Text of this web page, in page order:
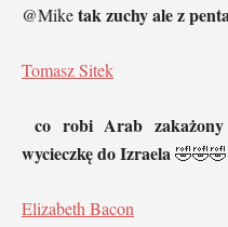
@Miketak zuchy ale z
Tomasz Sitek
co robi Arab
wycieczkę do Izraela🤣🤣🤣
Elizabeth Bacon